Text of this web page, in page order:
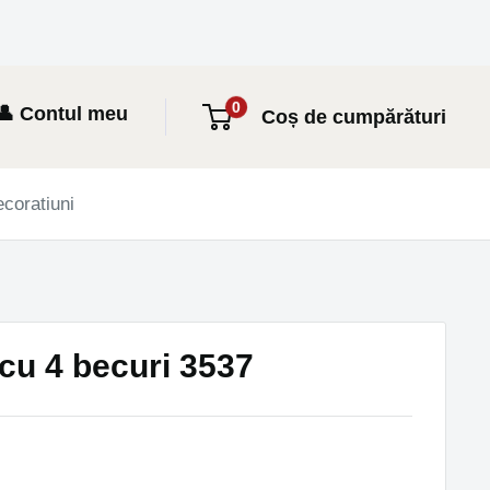
Contul meu 0 Coș de cumpărături
4 becuri 3537